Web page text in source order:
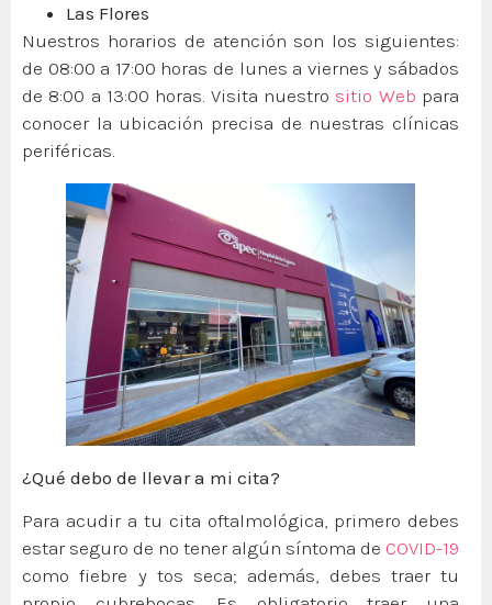
Las Flores
Nuestros horarios de atención son los siguientes:
de 08:00 a 17:00 horas de lunes a viernes y sábados
de 8:00 a 13:00 horas. Visita nuestro sitio Web para
conocer la ubicación precisa de nuestras clínicas
periféricas.
¿Qué debo de llevar a mi cita?
Para acudir a tu cita oftalmológica, primero debes
estar seguro de no tener algún síntoma de COVID-19
como fiebre y tos seca; además, debes traer tu